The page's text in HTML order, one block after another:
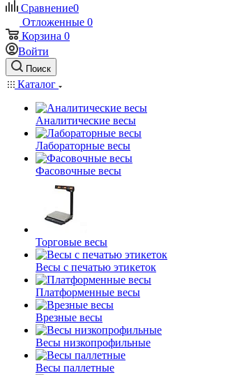
Сравнение0
Отложенные 0
Корзина 0
Войти
Поиск
Каталог
Аналитические весы
Лабораторные весы
Фасовочные весы
Торговые весы
Весы с печатью этикеток
Платформенные весы
Врезные весы
Весы низкопрофильные
Весы паллетные